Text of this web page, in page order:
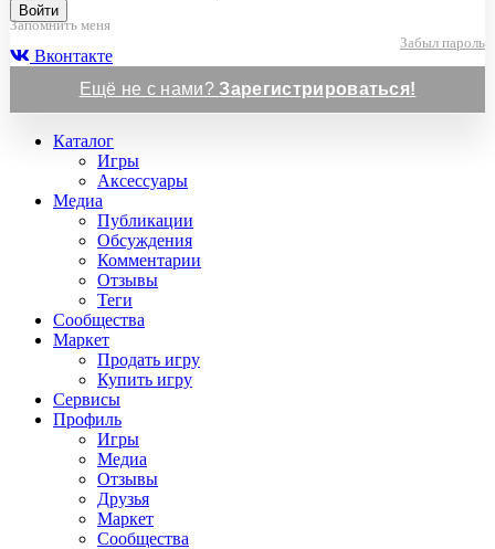
Войти
Запомнить меня
Забыл пароль
Вконтакте
Ещё не с нами?Зарегистрироваться!
Каталог
Игры
Аксессуары
Медиа
Публикации
Обсуждения
Комментарии
Отзывы
Теги
Сообщества
Маркет
Продать игру
Купить игру
Сервисы
Профиль
Игры
Медиа
Отзывы
Друзья
Маркет
Сообщества